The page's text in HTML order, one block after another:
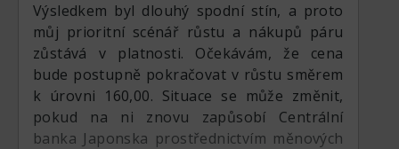
Výsledkem byl dlouhý spodní stín, a proto
můj prioritní scénář růstu a nákupů páru
zůstává v platnosti. Očekávám, že cena
bude postupně pokračovat v růstu směrem
k úrovni 160,00. Situace se může změnit,
pokud na ni znovu zapůsobí Centrální
banka Japonska prostřednictvím měnových